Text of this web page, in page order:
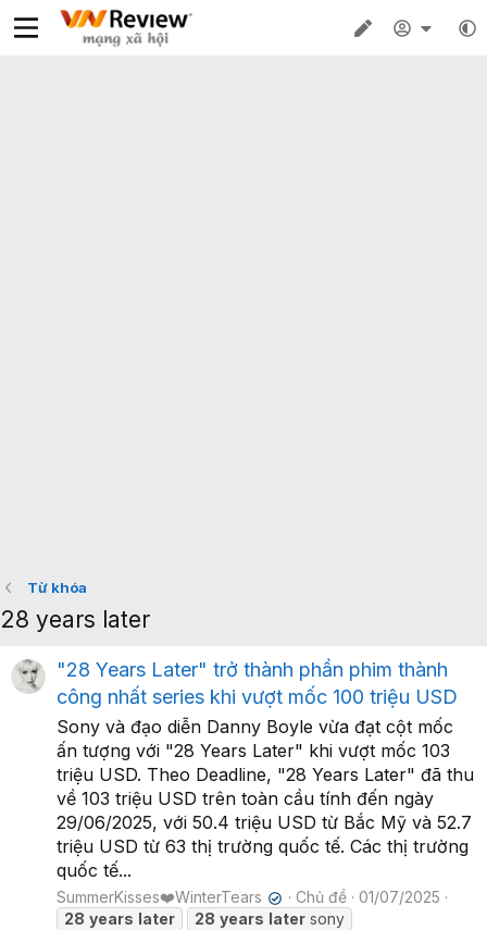
Từ khóa
28 years later
"28 Years Later" trở thành phần phim thành
công nhất series khi vượt mốc 100 triệu USD
Sony và đạo diễn Danny Boyle vừa đạt cột mốc
ấn tượng với "28 Years Later" khi vượt mốc 103
triệu USD. Theo Deadline, "28 Years Later" đã thu
về 103 triệu USD trên toàn cầu tính đến ngày
29/06/2025, với 50.4 triệu USD từ Bắc Mỹ và 52.7
triệu USD từ 63 thị trường quốc tế. Các thị trường
quốc tế...
SummerKisses❤️WinterTears ✔ Chủ đề
01/07/2025
28 years later 28 years later sony